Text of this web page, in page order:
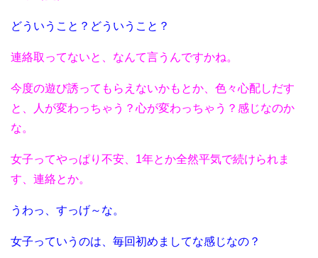
どういうこと？どういうこと？
連絡取ってないと、なんて言うんですかね。
今度の遊び誘ってもらえないかもとか、色々心配しだす
と、人が変わっちゃう？心が変わっちゃう？感じなのか
な。
女子ってやっぱり不安、1年とか全然平気で続けられま
す、連絡とか。
うわっ、すっげ～な。
女子っていうのは、毎回初めましてな感じなの？